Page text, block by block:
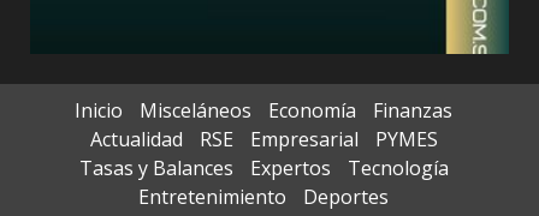
Inicio Misceláneos Economía
Finanzas
Actualidad
RSE Empresarial
PYMES
Tasas y Balances
Expertos
Tecnología
Entretenimiento
Deportes